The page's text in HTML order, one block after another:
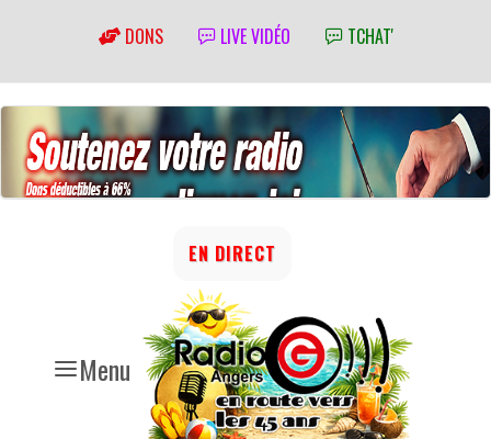
DONS LIVE VIDÉO TCHAT'
Menu
EN DIRECT